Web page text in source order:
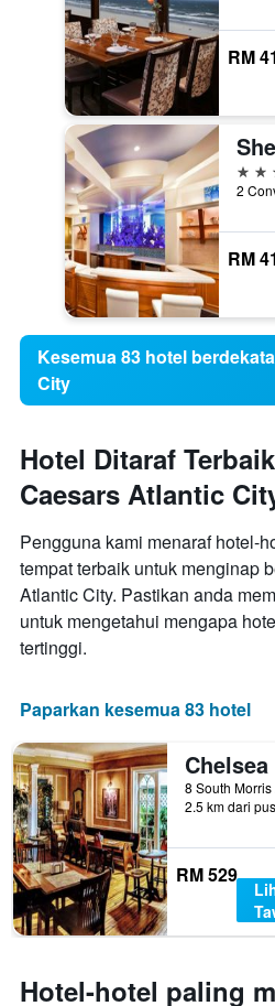
RM
3
RM
Kesemua 83 hotel
City
Hotel Ditaraf
Caesars Atlantic
Pengguna kami menaraf hotel-
tempat terbaik untuk menginap
Atlantic City. Pastikan anda
untuk mengetahui mengapa
tertinggi.
Paparkan kesemua 83 hotel
2.5 km dari
RM 529
Hotel-hotel paling